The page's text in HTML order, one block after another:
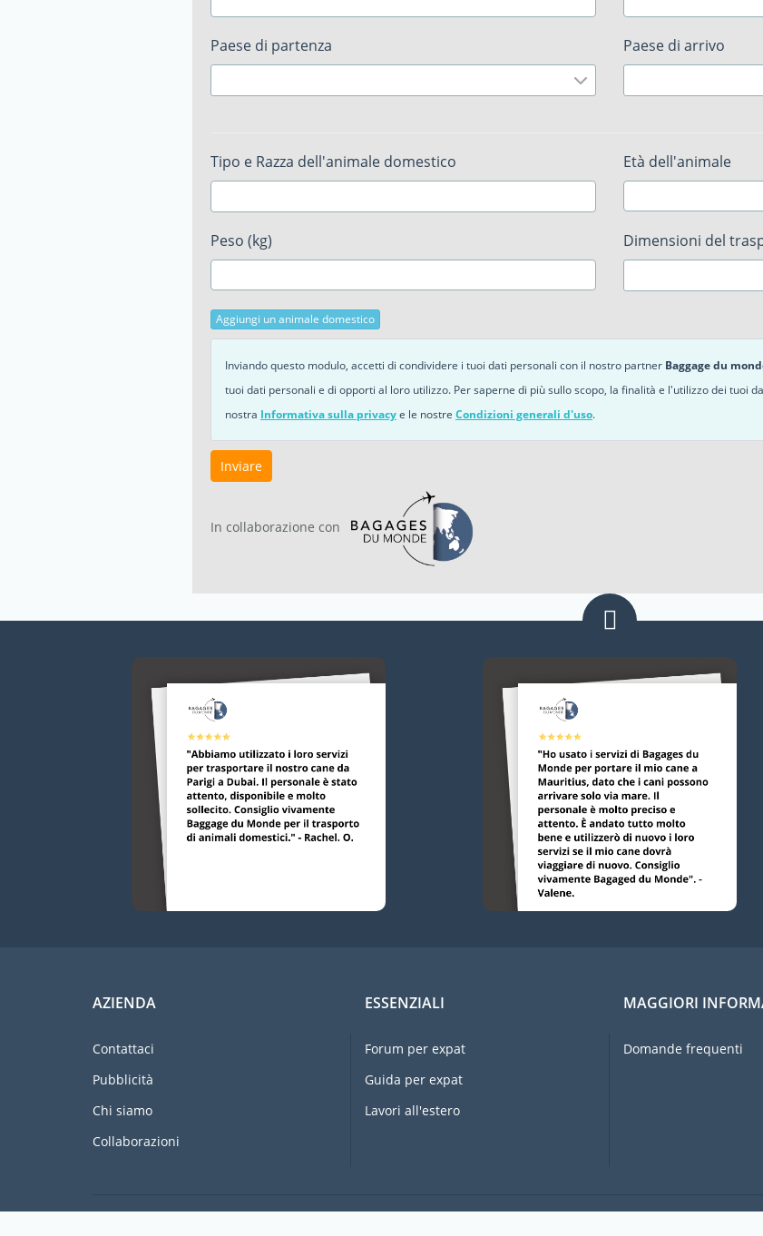
Paese di partenza Paese di arrivo
Tipo e Razza dell'animale domestico Età dell'animale
Peso (kg) Dimensioni del
Aggiungi un animale domestico
Inviando questo modulo, accetti di condividere i tuoi dati personali con il nostro partner Baggage du
tuoi dati personali e di opporti al loro utilizzo. Per saperne di più sullo scopo, la finalità e l'utilizzo dei tuoi
nostra Informativa sulla privacye le nostre Condizioni generali d'uso.
Inviare
In collaborazione con
AZIENDA
Contattaci
Pubblicità
Chi siamo
Collaborazioni
ESSENZIALI
Forum per expat
Guida per expat
Lavori all'estero
MAGGIORI
Domande frequenti